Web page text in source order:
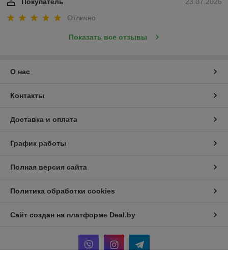
23.07.2026
Покупатель
Отлично
Показать все отзывы
О нас
Контакты
Доставка и оплата
График работы
Полная версия сайта
Политика обработки cookies
Сайт создан на платформе Deal.by